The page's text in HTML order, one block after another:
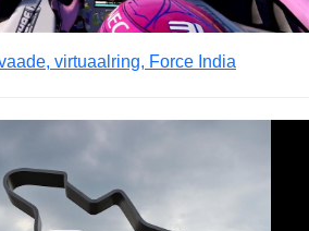
virtuaalring, Force India